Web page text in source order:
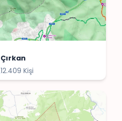
Çırkan
12.409 Kişi